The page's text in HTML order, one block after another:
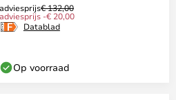
adviesprijs€ 132,00
adviesprijs -€ 20,00
Datablad
Op voorraad